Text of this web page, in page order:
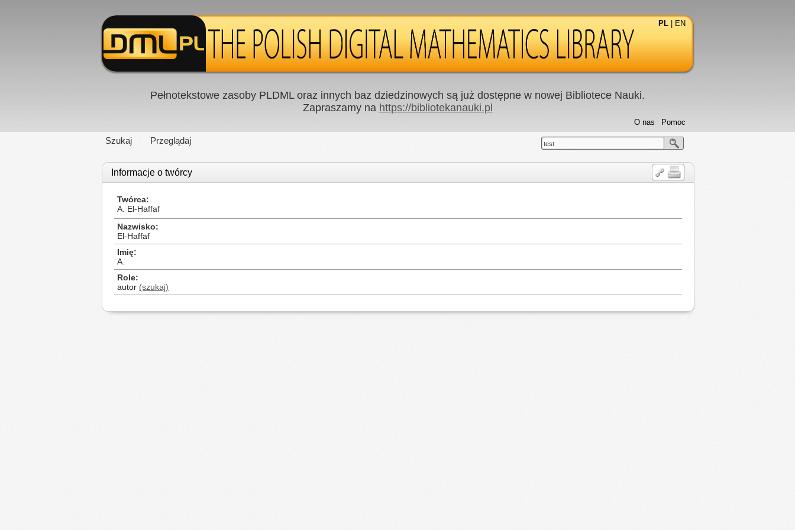
PL EN
Pełnotekstowe zasoby PLDML oraz innych baz dziedzinowych są już dostępne w nowej Bibliotece Nauki.
Zapraszamy na https://bibliotekanauki.pl
Szukaj Przeglądaj
Pomoc
O nas
test
Informacje o twórcy
Twórca
A. El-Haffaf
Nazwisko
El-Haffaf
Imię
A.
Role
autor (szukaj)